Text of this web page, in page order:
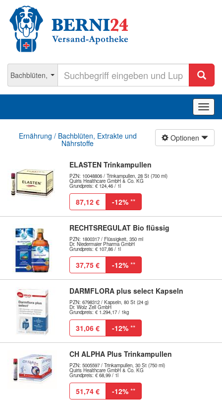
ein-/
Optionen
Ernährung / Bachblüten, Extrakte und
Nährstoffe
ELASTEN Trinkampullen
PZN: 10048806 / Trinkampullen, 28 St (700 ml)
Quiris Healthcare GmbH & Co. KG
Grundpreis: € 124,46 / 1l
87,12 € -12% **
RECHTSREGULAT Bio flüssig
PZN: 1800317 / Flüssigkeit, 350 ml
Dr. Niedermaier Pharma GmbH
Grundpreis: € 107,86 / 1l
37,75 € -12% **
DARMFLORA plus select Kapseln
PZN: 6798312 / Kapseln, 80 St (24 g)
Dr. Wolz Zell GmbH
Grundpreis: € 1.294,17 / 1kg
31,06 € -12% **
CH ALPHA Plus Trinkampullen
PZN: 5005597 / Trinkampullen, 30 St (750 ml)
Quiris Healthcare GmbH & Co. KG
Grundpreis: € 68,99 / 1l
51,74 € -12% **